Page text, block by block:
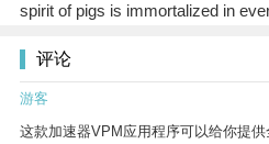
spirit of pigs is immortalized in
评论
游客
这款加速器VPM应用程序可以给你提供